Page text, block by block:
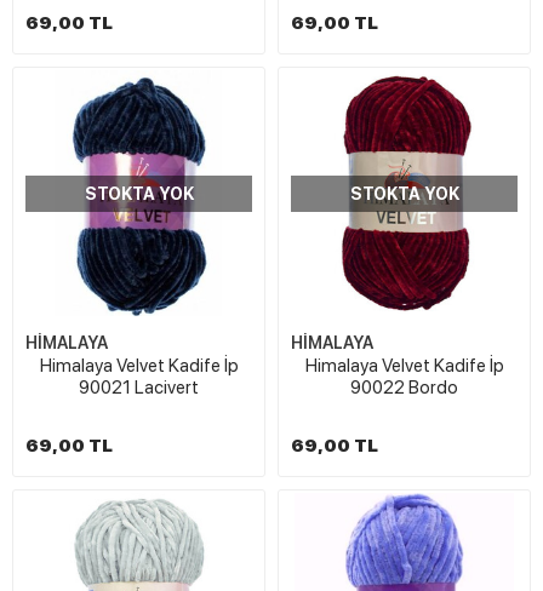
69,00 TL 69,00 TL
STOKTA YOK
HİMALAYA
Himalaya Velvet Kadife İp
90021 Lacivert
69,00 TL
STOKTA YOK
HİMALAYA
Himalaya Velvet Kadife İp
90022 Bordo
69,00 TL